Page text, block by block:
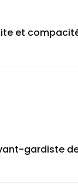
et
gardiste